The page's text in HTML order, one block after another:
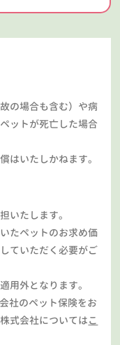
の場合も含む）や病
ットが死亡した場合
はいたしかねます。
いたします。
たペットのお求め価
ていただく必要がご
用外となります。
社のペット保険をお
式会社についてはこ